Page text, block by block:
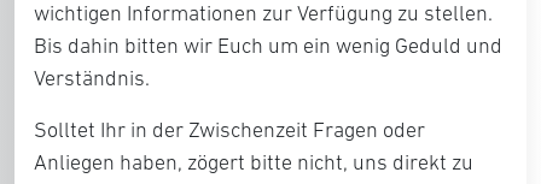
wichtigen Informationen zur Verfügung zu stellen.
Bis dahin bitten wir Euch um ein wenig Geduld und
Verständnis.
Solltet Ihr in der Zwischenzeit Fragen oder
Anliegen haben, zögert bitte nicht, uns direkt zu